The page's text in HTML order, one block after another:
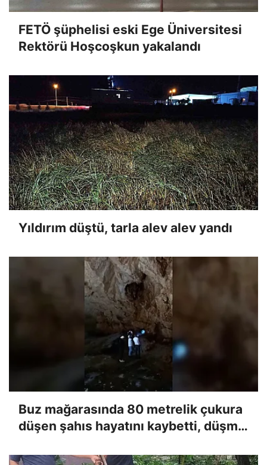
FETÖ şüphelisi eski Ege Üniversitesi
Rektörü Hoşcoşkun yakalandı
Yıldırım düştü, tarla alev alev yandı
Buz mağarasında 80 metrelik çukura
düşen şahıs hayatını kaybetti, düşme